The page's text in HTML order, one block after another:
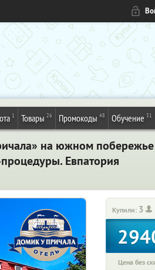
1 Товары 26 Промокоды 48 Обучение 31
на южном
Евпатория
Купили: 3
Цена без